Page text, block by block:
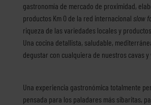
gastronomía de mercado de proximidad,
productos Km 0 de la red internacional slow
riqueza de las variedades locales y
Una cocina detallista, saludable,
degustar con cualquiera de nuestros cavas y
Una experiencia gastronómica totalmente
pensada para los paladares más sibaritas,